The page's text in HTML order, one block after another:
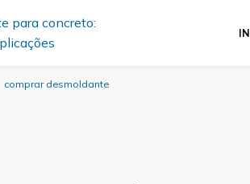
comprar desmoldante